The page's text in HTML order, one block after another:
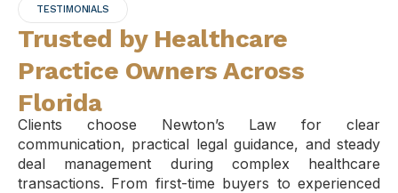
TESTIMONIALS
Trusted by Healthcare
Practice Owners Across
Florida
Clients choose Newton’s Law for clear
communication, practical legal guidance, and steady
deal management during complex healthcare
transactions. From first-time buyers to experienced